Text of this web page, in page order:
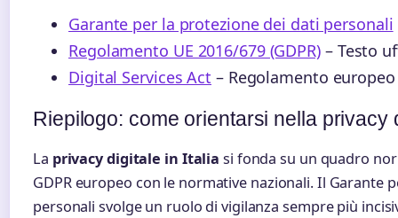
Garante per la protezione dei dati personali
Regolamento UE 2016/679 (GDPR) – Testo
Digital Services Act – Regolamento
Riepilogo: come orientarsi nella privacy
La privacy digitale in Italia si fonda su un quadro
GDPR europeo con le normative nazionali. Il Garante
personali svolge un ruolo di vigilanza sempre più